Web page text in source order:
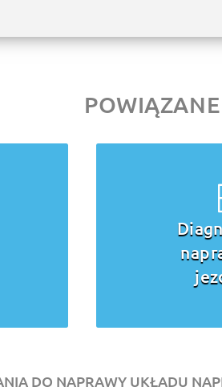
DO NAPRAWY UKŁADU